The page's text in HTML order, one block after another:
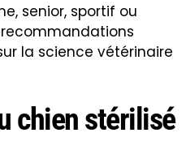
senior, sportif ou
recommandations
la science vétérinaire
chien stérilisé